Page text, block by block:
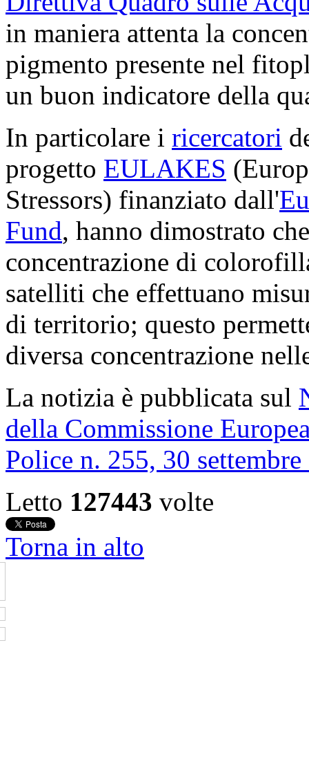
in maniera attenta la
pigmento presente nel
un buon indicatore della
In particolare i ricercatori
progetto EULAKES
Stressors) finanziato dall'
Fund, hanno dimostrato
concentrazione di
satelliti che effettuano
di territorio; questo
diversa concentrazione
La notizia è pubblicata sul
della Commissione
Police n. 255, 30 settembre
Letto 127443 volte
Torna in alto